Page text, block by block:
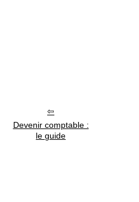
Devenir comptable :
le guide